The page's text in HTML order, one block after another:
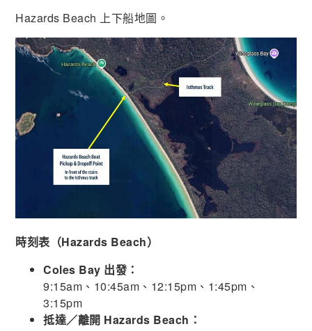
Hazards Beach 上下船地圖。
時刻表（Hazards Beach）
Coles Bay 出發：
9:15am、10:45am、12:15pm、1:45pm、
3:15pm
抵達／離開 Hazards Beach：